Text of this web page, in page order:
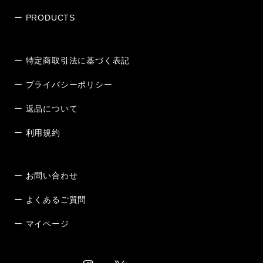
ー PRODUCTS
ー 特定商取引法に基づく表記
ー プライバシーポリシー
ー 返品について
ー 利用規約
ー お問い合わせ
ー よくあるご質問
ー マイページ